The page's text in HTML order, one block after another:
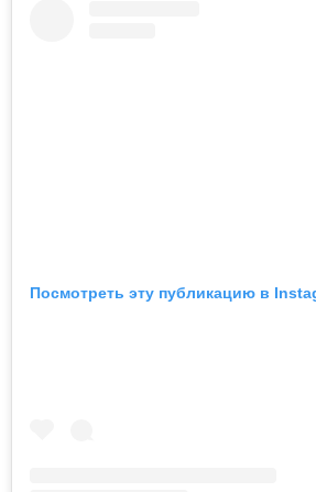
Посмотреть эту публикацию в